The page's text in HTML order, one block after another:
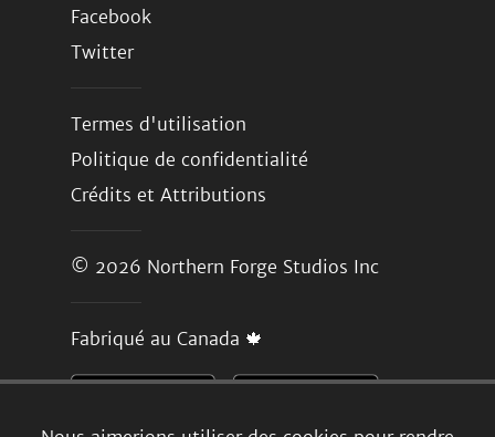
Facebook
Twitter
Termes d'utilisation
Politique de confidentialité
Crédits et Attributions
© 2026 Northern Forge Studios Inc
Fabriqué au Canada 🍁